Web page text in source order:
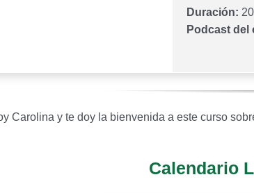
Duración:
Podcast del
Carolina y te doy la bienvenida a este curso
Calendario